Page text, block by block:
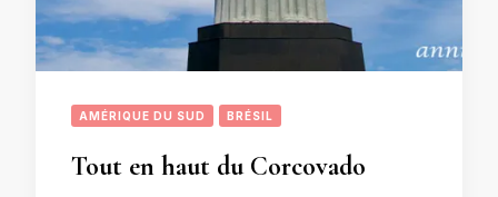
AMÉRIQUE DU SUD BRÉSIL
Tout en haut du Corcovado